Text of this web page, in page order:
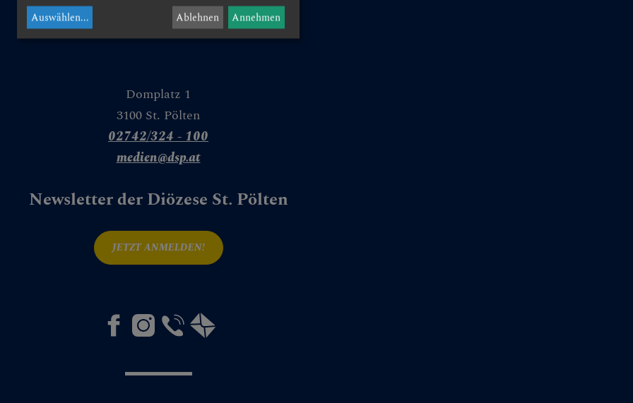
Domplatz 1
3100 St. Pölten
02742/324 - 100
medien@dsp.at
Newsletter der Diözese St. Pölten
JETZT ANMELDEN!
Auswählen... Ablehnen Annehmen